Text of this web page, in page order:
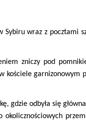
wraz z pocztami
zniczy pod
garnizonowym
gdzie odbyła się